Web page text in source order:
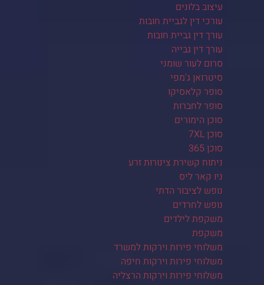
עיצוב בלונים
עורכי דין לגביית חובות
עורך דין גביית חובות
עורך דין גבייה
סרום לעור שומני
סיטרואן ג'מפי
סופר קלאסיקו
סופר לחברות
סוכן הימורים
סוכן 7XL
סוכן 365
ניתוח קשירת צינורות זרע
ניו קאר ליס
נופש לציבור הדתי
נופש לחרדים
משקפת לילדים
משקפת
משלוחי פירות וירקות למשרד
משלוחי פירות וירקות חיפה
משלוחי פירות וירקות הרצליה